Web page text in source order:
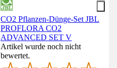
CO2 Pflanzen-Dünge-Set JBL
PROFLORA CO2
ADVANCED SET V
Artikel wurde noch nicht
bewertet.